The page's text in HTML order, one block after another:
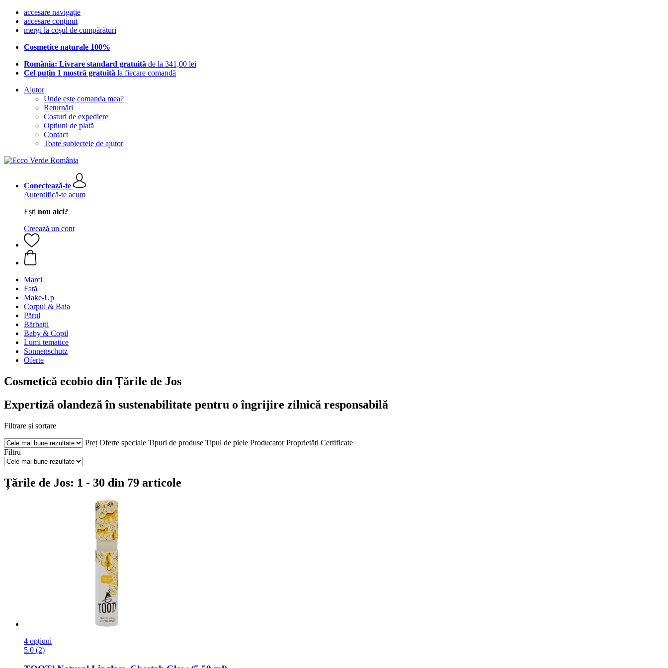
accesare navigație
accesare conținut
mergi la coșul de cumpărături
Cosmetice naturale 100%
România: Livrare standard gratuită de la 341,00 lei
Cel puțin 1 mostră gratuită la fiecare comandă
Ajutor
Unde este comanda mea?
Returnări
Costuri de expediere
Opțiuni de plată
Contact
Toate subiectele de ajutor
Conectează-te
Autentifică-te acum
Ești nou aici?
Creează un cont
Marci
Față
Make-Up
Corpul & Baia
Părul
Bărbații
Baby & Copil
Lumi tematice
Sonnenschutz
Oferte
Cosmetică ecobio din Țările de Jos
Expertiză olandeză în sustenabilitate pentru o îngrijire zilnică responsabilă
Filtrare și sortare
Preț Oferte speciale Tipuri de produse Tipul de piele Producator Proprietăți Certificate
Filtru
Țările de Jos: 1 - 30 din 79 articole
4 opțiuni
5.0 (2)